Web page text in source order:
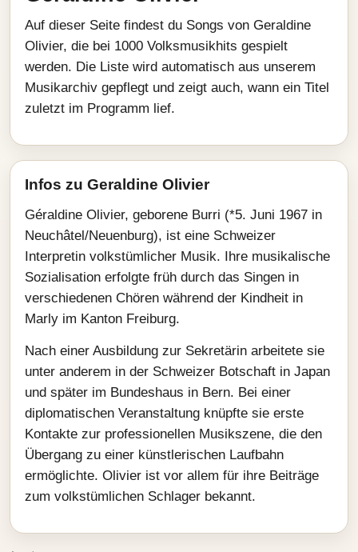
Auf dieser Seite findest du Songs von Geraldine
Olivier, die bei 1000 Volksmusikhits gespielt
werden. Die Liste wird automatisch aus unserem
Musikarchiv gepflegt und zeigt auch, wann ein Titel
zuletzt im Programm lief.
Infos zu Geraldine Olivier
Géraldine Olivier, geborene Burri (*5. Juni 1967 in
Neuchâtel/Neuenburg), ist eine Schweizer
Interpretin volkstümlicher Musik. Ihre musikalische
Sozialisation erfolgte früh durch das Singen in
verschiedenen Chören während der Kindheit in
Marly im Kanton Freiburg.
Nach einer Ausbildung zur Sekretärin arbeitete sie
unter anderem in der Schweizer Botschaft in Japan
und später im Bundeshaus in Bern. Bei einer
diplomatischen Veranstaltung knüpfte sie erste
Kontakte zur professionellen Musikszene, die den
Übergang zu einer künstlerischen Laufbahn
ermöglichte. Olivier ist vor allem für ihre Beiträge
zum volkstümlichen Schlager bekannt.